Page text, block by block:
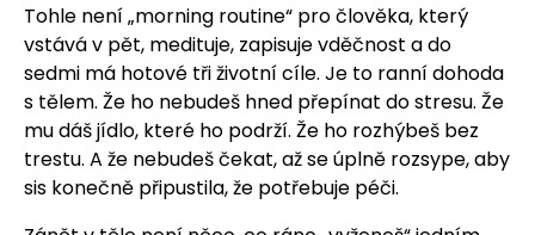
Tohle není „morning routine“ pro člověka, který
vstává v pět, medituje, zapisuje vděčnost a do
sedmi má hotové tři životní cíle. Je to ranní dohoda
s tělem. Že ho nebudeš hned přepínat do stresu. Že
mu dáš jídlo, které ho podrží. Že ho rozhýbeš bez
trestu. A že nebudeš čekat, až se úplně rozsype, aby
sis konečně připustila, že potřebuje péči.